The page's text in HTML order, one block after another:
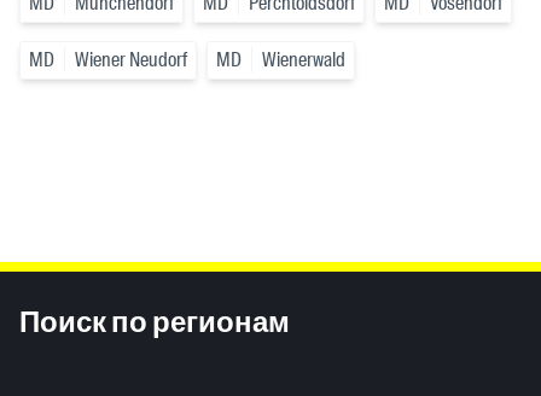
MD Wiener Neudorf MD Wienerwald
Поиск по регионам